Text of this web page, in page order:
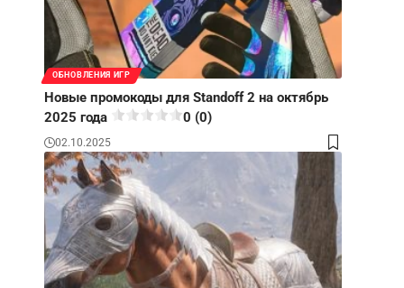
ОБНОВЛЕНИЯ ИГР
Новые промокоды для Standoff 2 на октябрь
2025 года
0 (0)
02.10.2025